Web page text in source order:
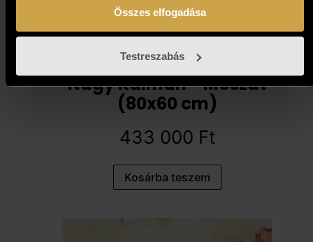
Összes elfogadása
Testreszabás
Nagy Kálmán - Moszat
(80x60 cm)
433 000 Ft
Kosárba teszem